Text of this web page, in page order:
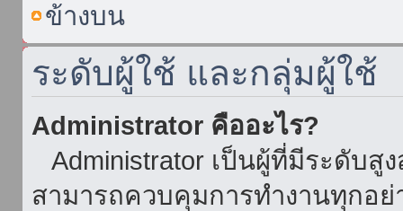
ข้างบน
ระดับผู้ใช้ และกลุ่มผู้ใช้
Administrator คืออะไร?
Administrator เป็นผู้ที่มีระดับ
สามารถควบคุมการทำงานทุกอ